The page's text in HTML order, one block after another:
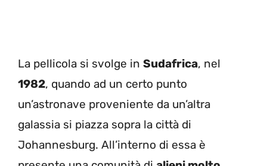
La pellicola si svolge in Sudafrica, nel
1982, quando ad un certo punto
un’astronave proveniente da un’altra
galassia si piazza sopra la città di
Johannesburg. All’interno di essa è